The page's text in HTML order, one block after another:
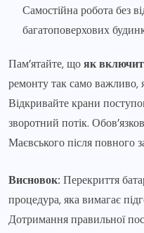
Самостійна робота без
багатоповерхових
Пам’ятайте, щояк
ремонту так само важливо,
Відкривайте крани
зворотний потік.
Маєвського після повного
Висновок: Перекриття
процедура, яка вимагає
Дотримання правильної